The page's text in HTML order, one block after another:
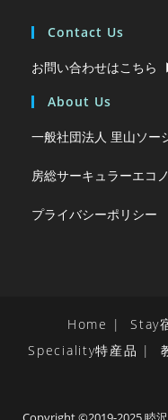
Contact Us
お問い合わせはこちら
About Us
一般社団法人 里山ソー
房総サーキュラーエコ
プライバシーポリシー
Home Stay
Speciality特産品